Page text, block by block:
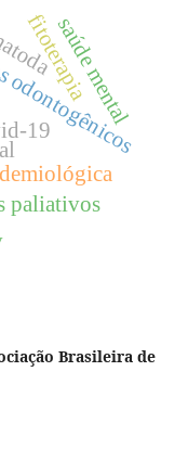
19
fitoterapia
paliativos
saúde mental
Brasileira de